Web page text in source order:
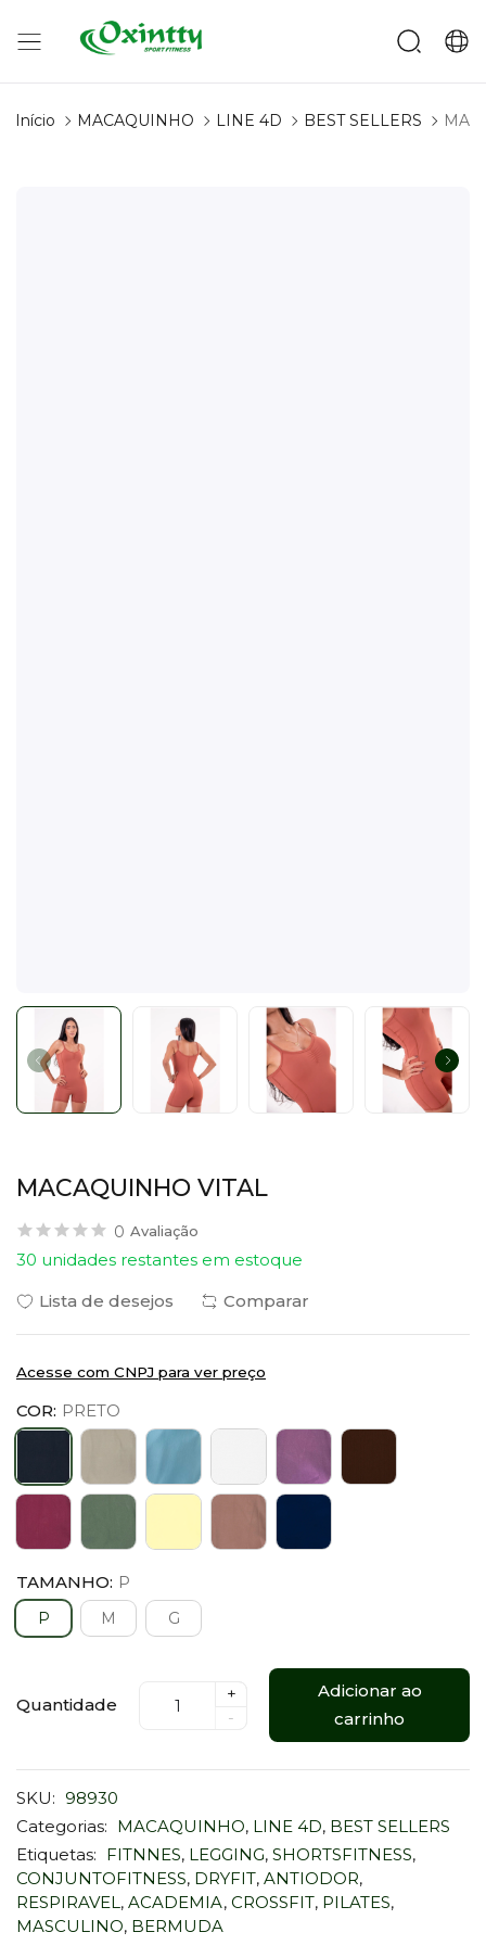
Início MACAQUINHO LINE 4D BEST SELLERS
MACAQUINHO VITAL
0 Avaliação
30 unidades restantes em estoque
Lista de desejos
Comparar
Acesse com CNPJ para ver preço
COR: PRETO
TAMANHO: P
P M G
Quantidade
+
-
Adicionar ao
carrinho
SKU: 98930
Categorias: MACAQUINHO, LINE 4D, BEST SELLERS
Etiquetas: FITNNES, LEGGING, SHORTSFITNESS,
CONJUNTOFITNESS, DRYFIT, ANTIODOR,
RESPIRAVEL, ACADEMIA, CROSSFIT, PILATES,
MASCULINO, BERMUDA